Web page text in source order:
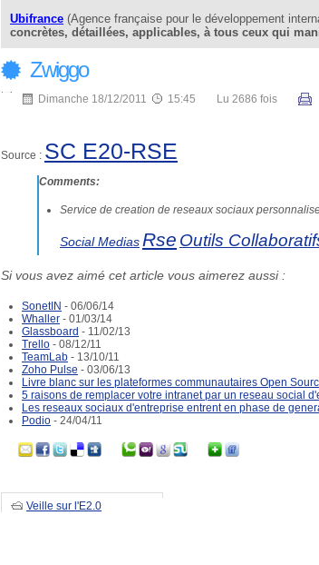
Ubifrance (Agence française pour le développement
concrètes, détaillées, applicables, à tous ceux qui
Zwiggo
Dimanche 18/12/2011 15:45 Lu 2686 fois
Source : SC E20-RSE
Comments:
Service de creation de reseaux sociaux
Social Medias Rse Outils
Si vous avez aimé cet article vous aimerez aussi :
SonetIN - 06/06/14
Whaller - 01/03/14
Glassboard - 11/02/13
Trello - 08/12/11
TeamLab - 13/10/11
Zoho Pulse - 03/06/13
Livre blanc sur les plateformes communautaires Open
5 raisons de remplacer votre intranet par un reseau social
Les reseaux sociaux d'entreprise entrent en phase de
Podio - 24/04/11
Veille sur l'E2.0